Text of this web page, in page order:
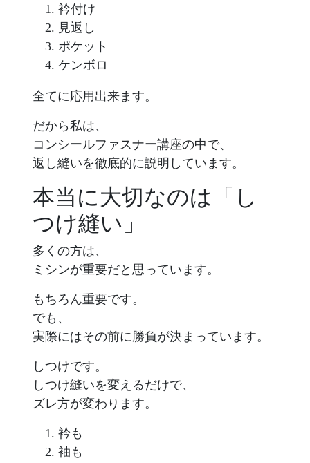
衿付け
見返し
ポケット
ケンボロ
全てに応用出来ます。
だから私は、
コンシールファスナー講座の中で、
返し縫いを徹底的に説明しています。
本当に大切なのは「し
つけ縫い」
多くの方は、
ミシンが重要だと思っています。
もちろん重要です。
でも、
実際にはその前に勝負が決まっています。
しつけです。
しつけ縫いを変えるだけで、
ズレ方が変わります。
衿も
袖も